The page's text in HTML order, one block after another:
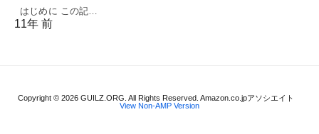
はじめに この記…
11年 前
Copyright © 2026 GUILZ.ORG. All Rights Reserved. Amazon.co.jpアソシエイト
View Non-AMP Version